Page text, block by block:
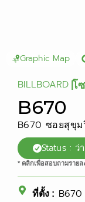
Graphic Map
BILLBOARD |โ
B670
B670 ซอยสุขุ
Status : ว่
* คลิกเพื่อสอบถามรายล
ที่ตั้ง :